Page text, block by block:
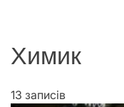
Химик
13 записів